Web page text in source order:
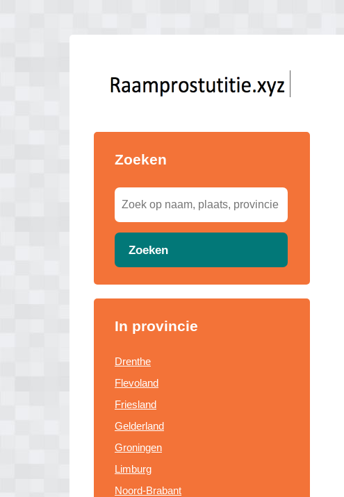
Zoeken
Zoeken
In provincie
Drenthe
Flevoland
Friesland
Gelderland
Groningen
Limburg
Noord-Brabant